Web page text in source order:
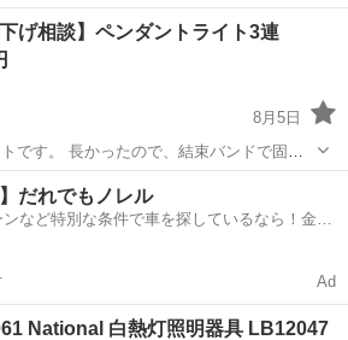
しします。 よろしくお願いします。
照明器具 蛍光灯
下げ相談】ペンダントライト3連
8月5日
です。 長かったので、結束バンドで固定
のようになります。 4〜6畳の部屋
照明器具
】だれでもノレル
など特別な条件で車を探しているなら！金利
Ad
National 白熱灯照明器具 LB12047